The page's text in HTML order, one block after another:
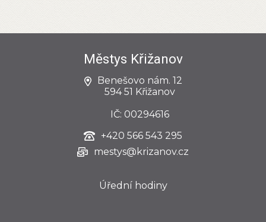
Městys Křižanov
Benešovo nám. 12
594 51 Křižanov
IČ: 00294616
+420 566 543 295
mestys@krizanov.cz
Úřední hodiny